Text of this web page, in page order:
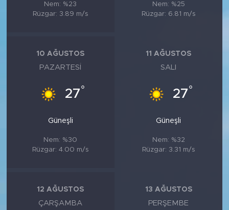
Nem: %23
Rüzgar: 3.89 m/s
Nem: %25
Rüzgar: 6.81 m/s
10 AĞUSTOS
PAZARTESI
27°
Güneşli
Nem: %30
Rüzgar: 4.00 m/s
11 AĞUSTOS
SALI
27°
Güneşli
Nem: %32
Rüzgar: 3.31 m/s
12 AĞUSTOS
ÇARŞAMBA
13 AĞUSTOS
PERŞEMBE